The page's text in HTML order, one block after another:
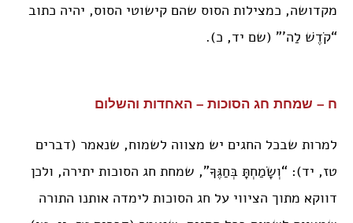
מקדושה, כמצילות הסוס שהם קישוטי הסוס, יהיה כתוב
“קֹדֶשׁ לַה'” (שם יד, כ).
ח – שמחת חג הסוכות – האחדות והשלום
למרות שבכל החגים יש מצווה לשמוח, שנאמר (דברים
טז, יד): “וְשָׂמַחְתָּ בְּחַגֶּךָ”, שמחת חג הסוכות יתירה, ולכן
דווקא מתוך הציווי על חג הסוכות לימדה אותנו התורה